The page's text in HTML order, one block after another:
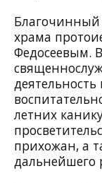
Благочинный
храма
Федосеевым.
летних
прихожан, а
дальнейшего